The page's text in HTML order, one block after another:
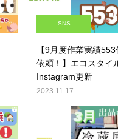
SNS
【9月度作業実績
依頼！】エコスタイ
Instagram更新
2023.11.17